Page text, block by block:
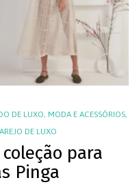
DE LUXO, MODA E ACESSÓRIOS,
DE LUXO
para
Pinga